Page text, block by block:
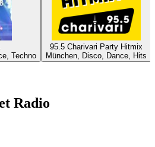
Techno
95.5 Charivari Party Hitmix
München, Disco, Dance, Hits
Radio